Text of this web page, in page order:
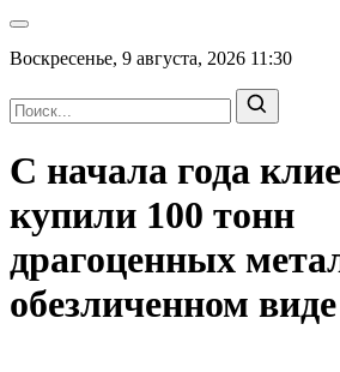
Воскресенье, 9 августа, 2026 11:30
С начала года
купили 100 тонн
драгоценных
обезличенном виде